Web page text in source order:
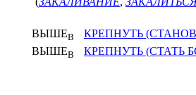
ВЫШЕВ
КРЕПНУТЬ
ВЫШЕВ КРЕПНУТЬ (СТАТЬ